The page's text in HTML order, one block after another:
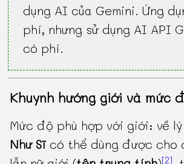
dụng AI của Gemini. Ứng
phí, nhưng sử dụng AI API
có phí.
Khuynh hướng giới và mức
Mức độ phù hợp với giới: về
Như Sĩcó thể dùng được cho
[2]